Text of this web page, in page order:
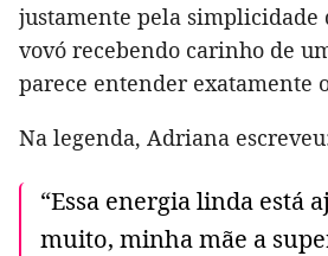
justamente pela simplicidade
vovó recebendo carinho de
parece entender exatamente
Na legenda, Adriana
“Essa energia linda está
muito, minha mãe a